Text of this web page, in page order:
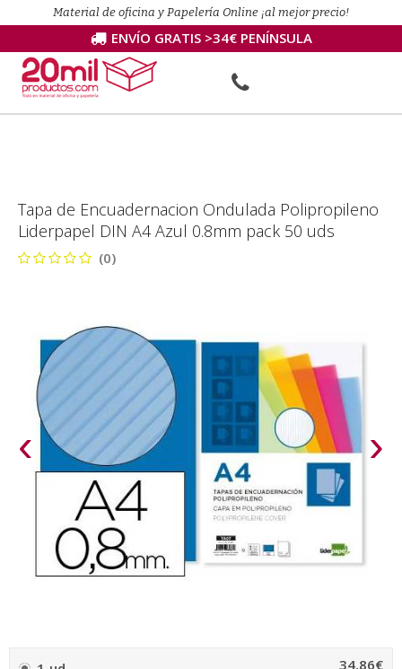
Material de oficina y Papelería Online ¡al mejor precio!
ENVÍO GRATIS >34€ PENÍNSULA
Tapa de Encuadernacion Ondulada Polipropileno
Liderpapel DIN A4 Azul 0.8mm pack 50 uds
(0)
‹ ›
34,86€